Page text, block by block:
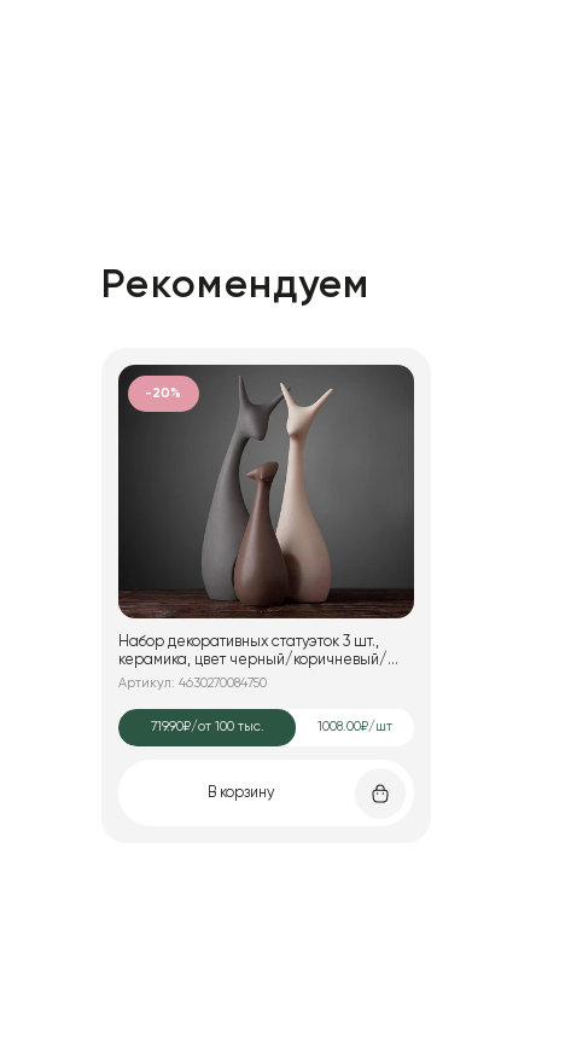
Рекомендуем
-20%
Набор декоративных статуэток 3 шт.,
керамика, цвет черный/коричневый/
розовый, 25*7; 25*7; 15*6 см.
Артикул: 4630270084750
719.90₽/от 100 тыс. 1008.00₽/шт
В корзину